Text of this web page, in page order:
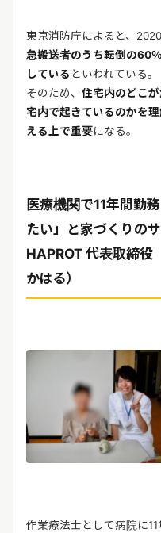
東京消防庁によると、
急搬送者のうち転倒の60
している といわれている。
そのため、 住宅内のどこ
宅内で起きているのかを
える上で重要になる。
医療機関で11年間勤
たい」と家づくりの
HAPROT 代表取締
かはる）
作業療法士として病院に11